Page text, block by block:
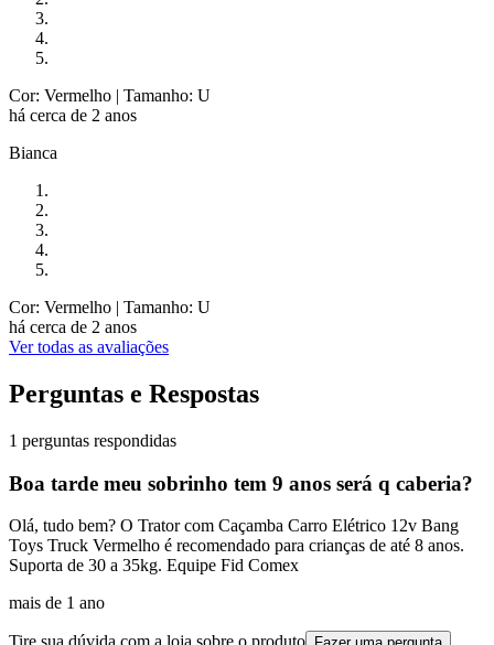
Cor: Vermelho | Tamanho: U
há cerca de 2 anos
Bianca
Cor: Vermelho | Tamanho: U
há cerca de 2 anos
Ver todas as avaliações
Perguntas e Respostas
1 perguntas respondidas
Boa tarde meu sobrinho tem 9 anos será q caberia?
Olá, tudo bem? O Trator com Caçamba Carro Elétrico 12v Bang
Toys Truck Vermelho é recomendado para crianças de até 8 anos.
Suporta de 30 a 35kg. Equipe Fid Comex
mais de 1 ano